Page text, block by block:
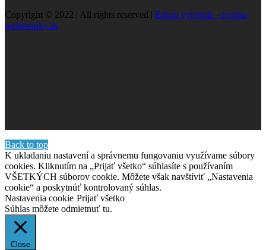
Copyright © 2022 | All rights reserved | Eshop vytvorili – tvorba-
webstranky.sk
Back to top
K ukladaniu nastavení a správnemu fungovaniu využívame súbory
cookies. Kliknutím na „Prijať všetko“ súhlasíte s používaním
VŠETKÝCH súborov cookie. Môžete však navštíviť „Nastavenia
cookie“ a poskytnúť kontrolovaný súhlas.
Nastavenia cookie Prijať všetko
Súhlas môžete odmietnuť tu.
Close